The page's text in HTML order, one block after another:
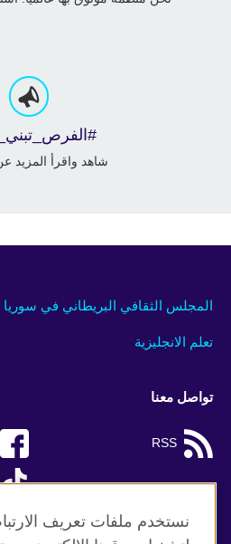
شاهد واقرأ المزيد
المجلس الثقافي البريطاني في سوريا
تعلم الانجليزية
تواصل معنا
RSS
نستخدم ملفات تعريف